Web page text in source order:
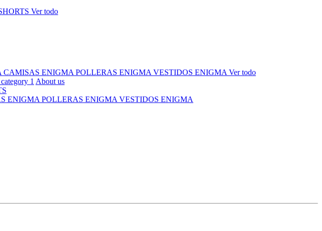
Ver todo
CAMISAS ENIGMA POLLERAS ENIGMA VESTIDOS ENIGMA Ver todo
About us
ENIGMA POLLERAS ENIGMA VESTIDOS ENIGMA